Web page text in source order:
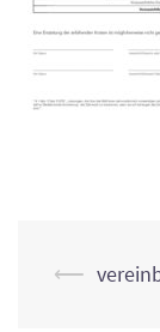
Post
⟵